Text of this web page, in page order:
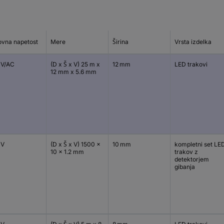
napetost Mere Širina Vrsta izdelka
AC
(D x Š x V) 25 m x
12 mm x 5.6 mm
12 mm LED trakovi
(D x Š x V) 1500 x
10 x 1.2 mm
10 mm
kompletni set
trakov z
detektorjem
gibanja